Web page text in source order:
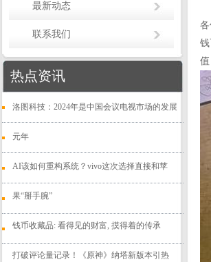
最新动态
联系我们
热点资讯
洛图科技：2024年是中国会议电视市场的发展
元年
AI该如何重构系统？vivo这次选择直接和苹
果“掰手腕”
钱币收藏品: 看得见的财富, 摸得着的传承
打破评论量记录！《原神》纳塔新版本引热